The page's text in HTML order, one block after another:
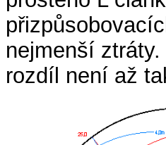
nejmenší
rozdíl není až